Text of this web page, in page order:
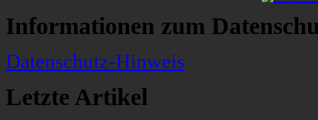
Informationen zum
Datenschutz-Hinweis
Letzte Artikel